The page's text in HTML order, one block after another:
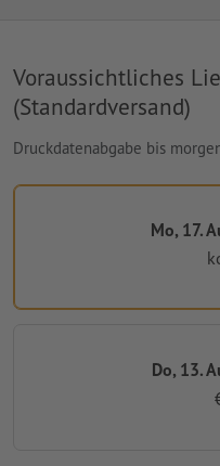
Voraussichtliches
(Standardversand)
Druckdatenabgabe bis
Mo, 17.
Do, 13.